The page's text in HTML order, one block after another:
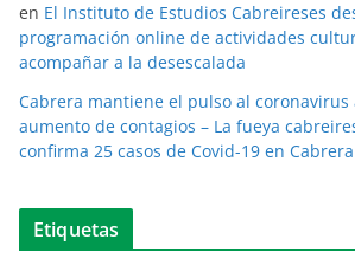
en El Instituto de Estudios Cabreireses
programación online de actividades
acompañar a la desescalada
Cabrera mantiene el pulso al coronavirus
aumento de contagios – La fueya
confirma 25 casos de Covid-19 en Cabrera
Etiquetas